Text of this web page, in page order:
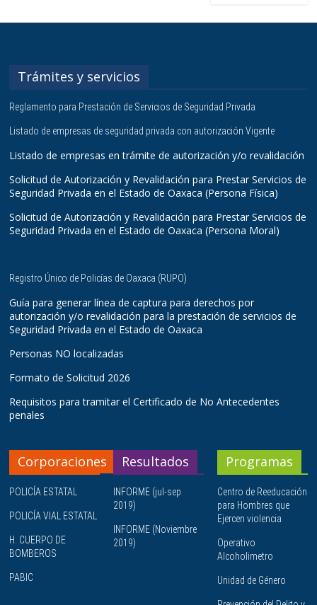
Trámites y servicios
Reglamento para Prestación de Servicios de Seguridad Privada
Listado de empresas de seguridad privada con autorización Vigente
Listado de empresas en trámite de autorización y/o revalidación
Solicitud de Autorización y Revalidación para Prestar Servicios de
Seguridad Privada en el Estado de Oaxaca (Persona Física)
Solicitud de Autorización y Revalidación para Prestar Servicios de
Seguridad Privada en el Estado de Oaxaca (Persona Moral)
Registro Único de Policías de Oaxaca (RUPO)
Guía para generar línea de captura para derechos por
autorización y/o revalidación para la prestación de servicios de
Seguridad Privada en el Estado de Oaxaca
Personas NO localizadas
Formato de Solicitud 2026
Requisitos para tramitar el Certificado de No Antecedentes
penales
Corporaciones
POLICÍA ESTATAL
POLICÍA VIAL ESTATAL
H. CUERPO DE
BOMBEROS
PABIC
Resultados
INFORME (jul-sep
2019)
INFORME (Noviembre
2019)
Programas
Centro de Reeducación
para Hombres que
Ejercen violencia
Operativo
Alcoholimetro
Unidad de Género